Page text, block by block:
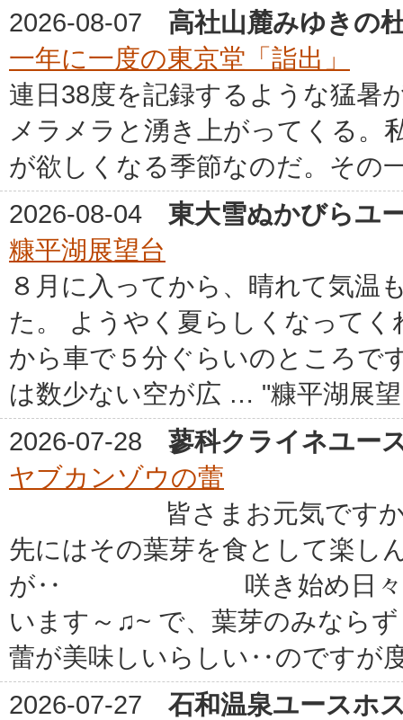
2026-08-07 高社山麓みゆきの
一年に一度の東京堂「詣出」
連日38度を記録するような猛暑
メラメラと湧き上がってくる。
が欲しくなる季節なのだ。その
2026-08-04 東大雪ぬかびらユ
糠平湖展望台
８月に入ってから、晴れて気
た。 ようやく夏らしくなって
から車で５分ぐらいのところで
は数少ない空が広 … "糠平湖展
2026-07-28 蓼科クライネユー
ヤブカンゾウの蕾
皆さまお元気です
先にはその葉芽を食として楽し
が‥ 咲き始め日々その鮮
います～♫~ で、葉
蕾が美味しいらしい‥のですが
2026-07-27 石和温泉ユースホ